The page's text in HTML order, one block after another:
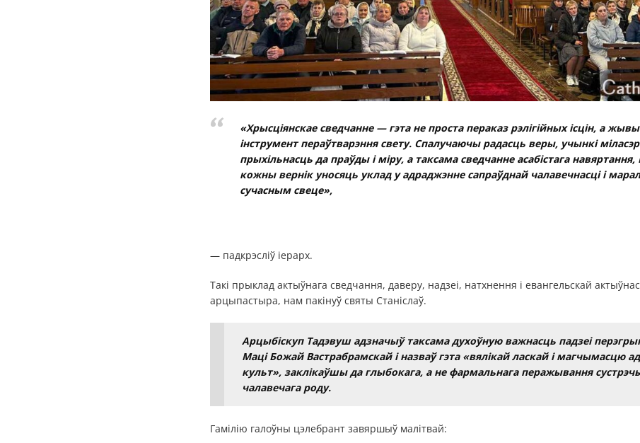
«Хрысціянскае сведчанне — гэта не проста пераказ рэлігійных ісцін, а
інструмент пераўтварэння свету. Спалучаючы радасць веры, учынкі
прыхільнасць да праўды і міру, а таксама сведчанне асабістага навяртання,
кожны вернік уносяць уклад у адраджэнне сапраўднай чалавечнасці і
сучасным свеце»,
— падкрэсліў іерарх.
Такі прыклад актыўнага сведчання, даверу, надзеі, натхнення і евангельскай
арцыпастыра, нам пакінуў святы Станіслаў.
Арцыбіскуп Тадэвуш адзначыў таксама духоўную важнасць падзеі
Маці Божай Вастрабрамскай і назваў гэта «вялікай ласкай і магчымасцю
культ», заклікаўшы да глыбокага, а не фармальнага перажывання
чалавечага роду.
Гамілію галоўны цэлебрант завяршыў малітвай: